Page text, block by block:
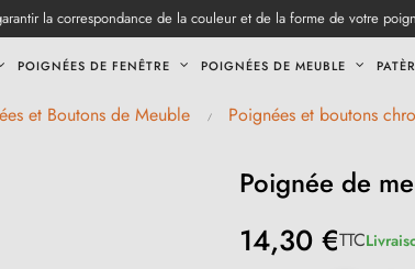
la correspondance de la couleur et de la forme de votre
POIGNÉES DE FENÊTRE POIGNÉES DE MEUBLE
et Boutons de Meuble Poignées et boutons
Poignée de
14,30 €TTC